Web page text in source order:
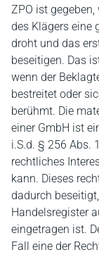
ZPO ist
des Klägers eine
droht und das
beseitigen. Das
wenn der
bestreitet oder
berühmt. Die
einer GmbH ist
i.S.d. § 256 Abs.
rechtliches
kann. Dieses
dadurch
Handelsregister
eingetragen ist.
Fall eine der